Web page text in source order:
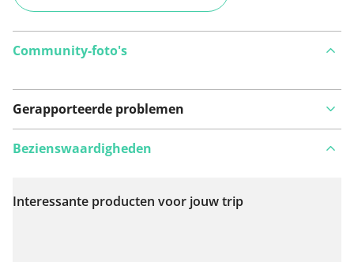
Community-foto's
Gerapporteerde problemen
Bekijk op kaart
Bezienswaardigheden
Interessante producten voor jouw trip